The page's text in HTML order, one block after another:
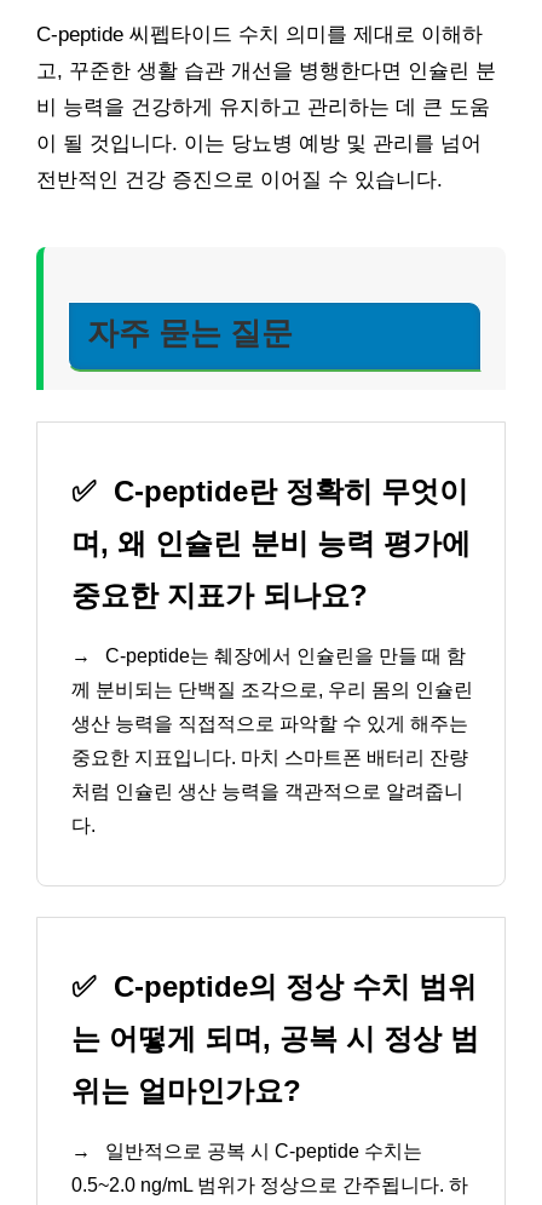
C-peptide 씨펩타이드 수치 의미를 제대로 이해하
고, 꾸준한 생활 습관 개선을 병행한다면 인슐린 분
비 능력을 건강하게 유지하고 관리하는 데 큰 도움
이 될 것입니다. 이는 당뇨병 예방 및 관리를 넘어
전반적인 건강 증진으로 이어질 수 있습니다.
자주 묻는 질문
✅ C-peptide란 정확히 무엇이
며, 왜 인슐린 분비 능력 평가에
중요한 지표가 되나요?
→
C-peptide는 췌장에서 인슐린을 만들 때 함
께 분비되는 단백질 조각으로, 우리 몸의 인슐린
생산 능력을 직접적으로 파악할 수 있게 해주는
중요한 지표입니다. 마치 스마트폰 배터리 잔량
처럼 인슐린 생산 능력을 객관적으로 알려줍니
다.
✅ C-peptide의 정상 수치 범위
는 어떻게 되며, 공복 시 정상 범
위는 얼마인가요?
→
일반적으로 공복 시 C-peptide 수치는
0.5~2.0 ng/mL 범위가 정상으로 간주됩니다. 하